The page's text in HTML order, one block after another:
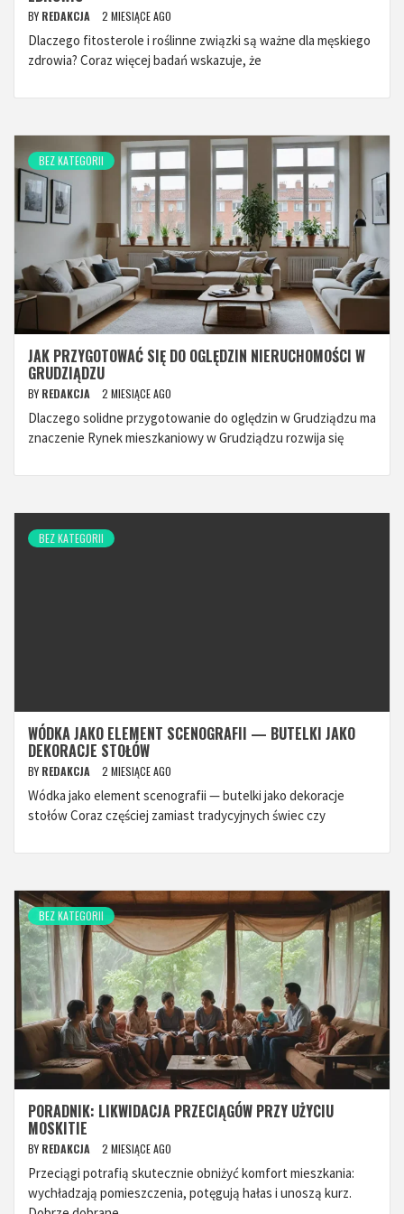
BY REDAKCJA 2 MIESIĄCE AGO
Dlaczego fitosterole i roślinne związki są ważne dla męskiego
zdrowia? Coraz więcej badań wskazuje, że
BEZ KATEGORII
JAK PRZYGOTOWAĆ SIĘ DO OGLĘDZIN NIERUCHOMOŚCI W
GRUDZIĄDZU
BY REDAKCJA 2 MIESIĄCE AGO
Dlaczego solidne przygotowanie do oględzin w Grudziądzu ma
znaczenie Rynek mieszkaniowy w Grudziądzu rozwija się
BEZ KATEGORII
WÓDKA JAKO ELEMENT SCENOGRAFII — BUTELKI JAKO
DEKORACJE STOŁÓW
BY REDAKCJA 2 MIESIĄCE AGO
Wódka jako element scenografii — butelki jako dekoracje
stołów Coraz częściej zamiast tradycyjnych świec czy
BEZ KATEGORII
PORADNIK: LIKWIDACJA PRZECIĄGÓW PRZY UŻYCIU
MOSKITIE
BY REDAKCJA 2 MIESIĄCE AGO
Przeciągi potrafią skutecznie obniżyć komfort mieszkania:
wychładzają pomieszczenia, potęgują hałas i unoszą kurz.